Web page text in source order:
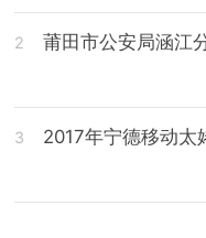
2 莆田市公安局涵江
3 2017年宁德移动太